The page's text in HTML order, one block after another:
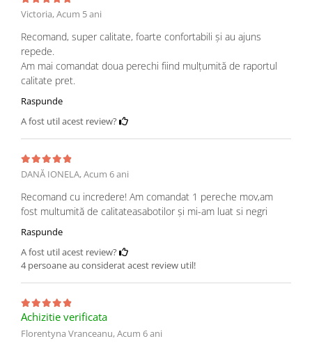
Victoria,Acum 5 ani
Recomand, super calitate, foarte confortabili și au ajuns
repede.
Am mai comandat doua perechi fiind mulțumită de raportul
calitate pret.
Raspunde
A fost util acest review?
DANĂ IONELA,Acum 6 ani
Recomand cu incredere! Am comandat 1 pereche mov,am
fost multumită de calitateasabotilor și mi-am luat si negri
Raspunde
A fost util acest review?
4 persoane au considerat acest review util!
Achizitie verificata
Florentyna Vranceanu,Acum 6 ani